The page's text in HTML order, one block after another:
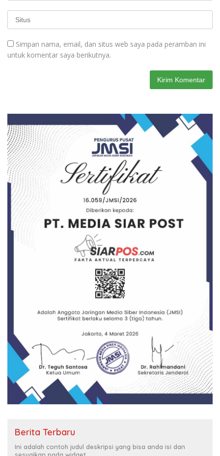
Simpan nama, email, dan situs web saya pada peramban ini
untuk komentar saya berikutnya.
Berita Terbaru
Ini adalah contoh judul deskripsi yang bisa anda isi dan